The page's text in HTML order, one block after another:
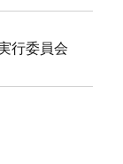
行委員会